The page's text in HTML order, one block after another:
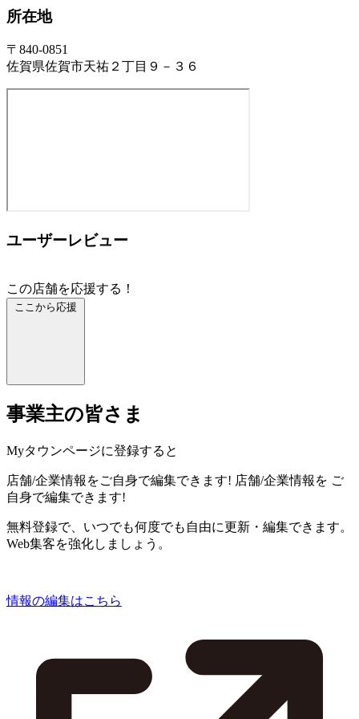
所在地
〒840-0851
佐賀県佐賀市天祐２丁目９－３６
ユーザーレビュー
この店舗を応援する！
ここから応援
事業主の皆さま
Myタウンページに登録すると
店舗/企業情報をご自身で編集できます! 店舗/企業情報を ご
自身で編集できます!
無料登録で、いつでも何度でも自由に更新・編集できます。
Web集客を強化しましょう。
情報の編集はこちら